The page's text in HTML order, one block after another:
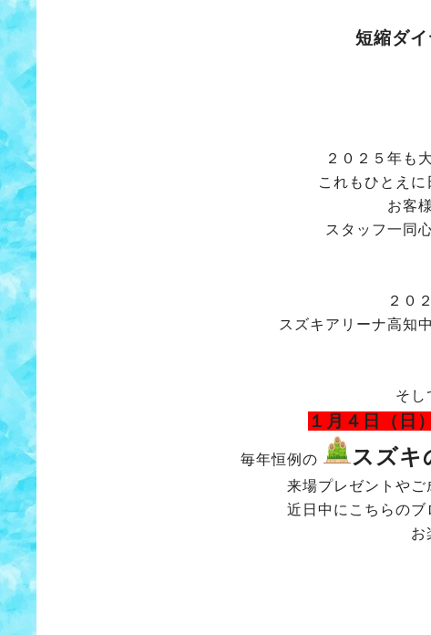
短縮ダ
２０２５年も
これもひとえ
お客
スタッフ一同
２０
スズキアリーナ高知
そし
１月４日（日）
毎年恒例の スズキ
来場プレゼントや
近日中にこちらの
お